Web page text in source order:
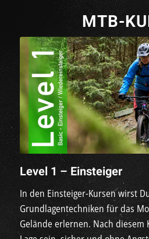
MTB-
Level 1 – Einsteiger
In den Einsteiger-Kursen wirst
Grundlagentechniken für das
Gelände erlernen. Nach diesem